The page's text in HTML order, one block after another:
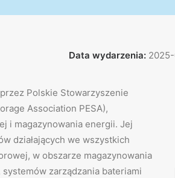
Data wydarzenia:2025-
Polskie Stowarzyszenie
Association PESA),
i magazynowania energii. Jej
działających we wszystkich
w obszarze magazynowania
zarządzania bateriami